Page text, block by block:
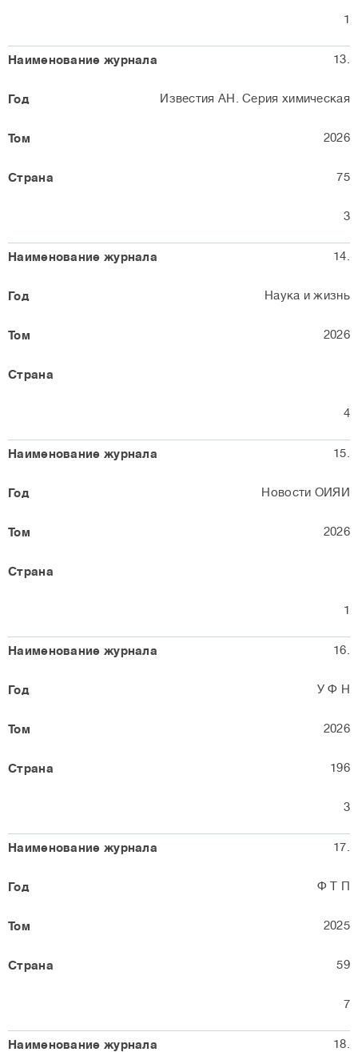
1
13.
Известия АН. Серия химическая
2026
75
3
14.
Наука и жизнь
2026
4
15.
Новости ОИЯИ
2026
1
16.
У Ф Н
2026
196
3
17.
Ф Т П
2025
59
7
18.